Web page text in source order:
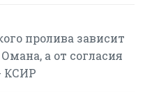
пролива зависит
а от согласия
КСИР